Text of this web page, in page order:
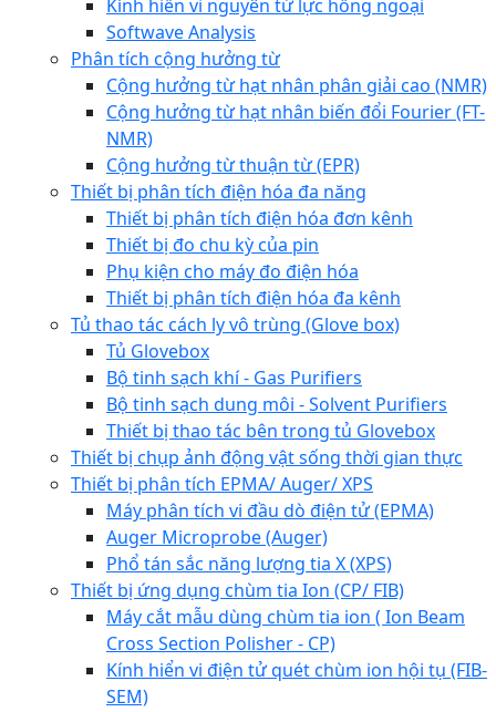
Kính hiển vi nguyên tử lực hồng ngoại
Softwave Analysis
Phân tích cộng hưởng từ
Cộng hưởng từ hạt nhân phân giải cao (NMR)
Cộng hưởng từ hạt nhân biến đổi Fourier (FT-
NMR)
Cộng hưởng từ thuận từ (EPR)
Thiết bị phân tích điện hóa đa năng
Thiết bị phân tích điện hóa đơn kênh
Thiết bị đo chu kỳ của pin
Phụ kiện cho máy đo điện hóa
Thiết bị phân tích điện hóa đa kênh
Tủ thao tác cách ly vô trùng (Glove box)
Tủ Glovebox
Bộ tinh sạch khí - Gas Purifiers
Bộ tinh sạch dung môi - Solvent Purifiers
Thiết bị thao tác bên trong tủ Glovebox
Thiết bị chụp ảnh động vật sống thời gian thực
Thiết bị phân tích EPMA/ Auger/ XPS
Máy phân tích vi đầu dò điện tử (EPMA)
Auger Microprobe (Auger)
Phổ tán sắc năng lượng tia X (XPS)
Thiết bị ứng dụng chùm tia Ion (CP/ FIB)
Máy cắt mẫu dùng chùm tia ion ( Ion Beam
Cross Section Polisher - CP)
Kính hiển vi điện tử quét chùm ion hội tụ (FIB-
SEM)